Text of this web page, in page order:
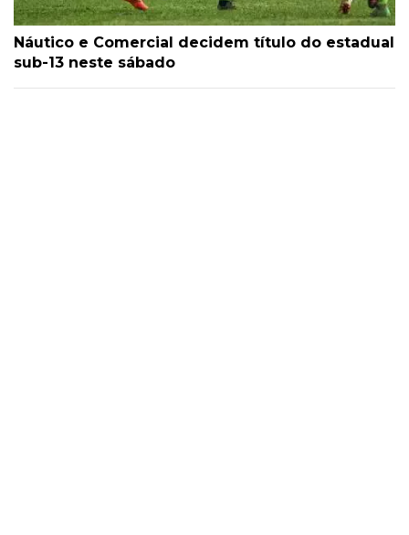
Náutico e Comercial decidem título do estadual
sub-13 neste sábado